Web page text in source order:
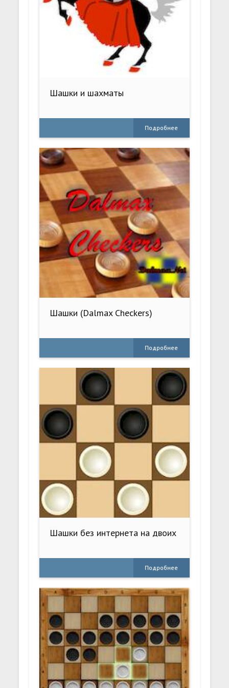
Шашки и шахматы
Подробнее
Шашки (Dalmax Checkers)
Подробнее
Шашки без интернета на двоих
Подробнее